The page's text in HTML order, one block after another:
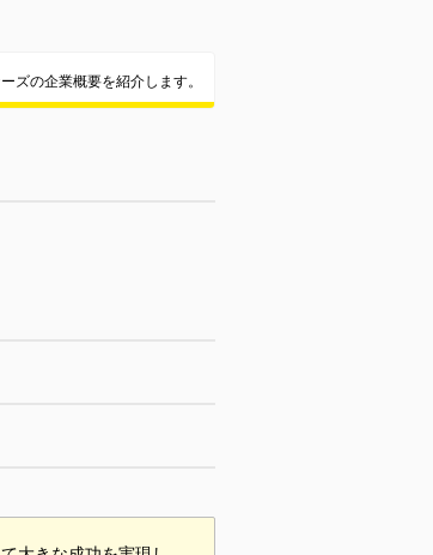
ズの企業概要を紹介します。